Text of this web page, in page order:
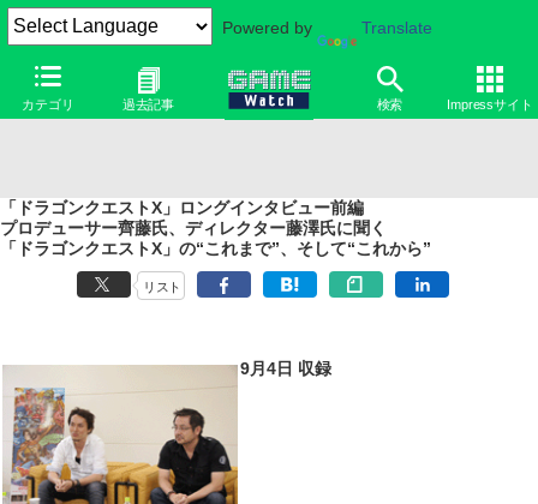
Powered by Translate
カテゴリ 過去記事 検索 Impressサイト
「ドラゴンクエストX」ロングインタビュー前編
プロデューサー齊藤氏、ディレクター藤澤氏に聞く
「ドラゴンクエストX」の“これまで”、そして“これから”
リスト
9月4日 収録